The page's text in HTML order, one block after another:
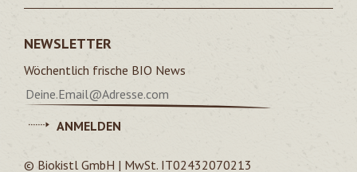
NEWSLETTER
Wöchentlich frische BIO News
ANMELDEN
© Biokistl GmbH | MwSt. IT02432070213